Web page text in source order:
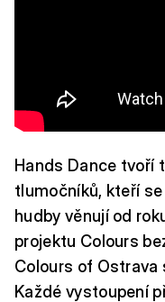
Hands Dance tvoří
tlumočníků, kteří
hudby věnují od
projektu Colours
Colours of Ostrava
Každé vystoupení